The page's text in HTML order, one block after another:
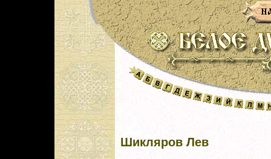
Шикляров Лев